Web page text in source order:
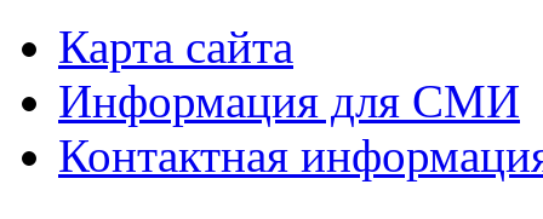
Карта сайта
Информация для СМИ
Контактная